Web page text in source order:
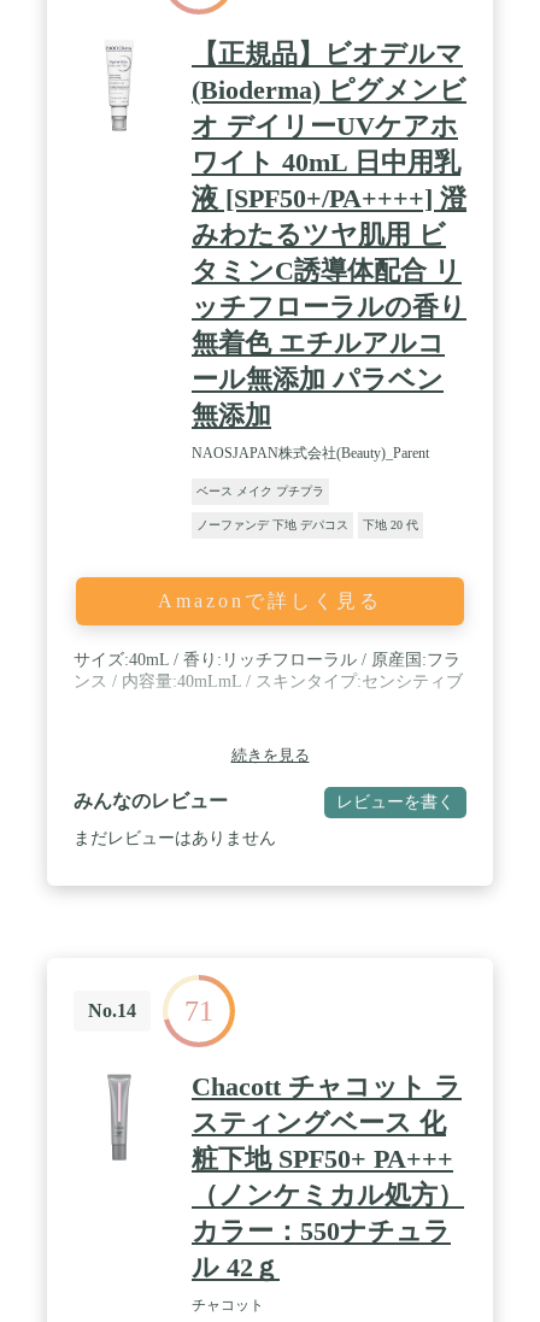
【正規品】ビオデルマ
(Bioderma) ピグメンビ
オ デイリーUVケアホ
ワイト 40mL 日中用乳
液 [SPF50+/PA++++] 澄
みわたるツヤ肌用 ビ
タミンC誘導体配合 リ
ッチフローラルの香り
無着色 エチルアルコ
ール無添加 パラベン
無添加
NAOSJAPAN株式会社(Beauty)_Parent
ベース メイク プチプラ
ノーファンデ 下地 デパコス 下地 20 代
Amazonで詳しく見る
サイズ:40mL / 香り:リッチフローラル / 原産国:フラ
ンス / 内容量:40mLmL / スキンタイプ:センシティブ
続きを見る
みんなのレビュー レビューを書く
まだレビューはありません
No.14 71
Chacott チャコット ラ
スティングベース 化
粧下地 SPF50+ PA+++
（ノンケミカル処方）
カラー：550ナチュラ
ル 42ｇ
チャコット